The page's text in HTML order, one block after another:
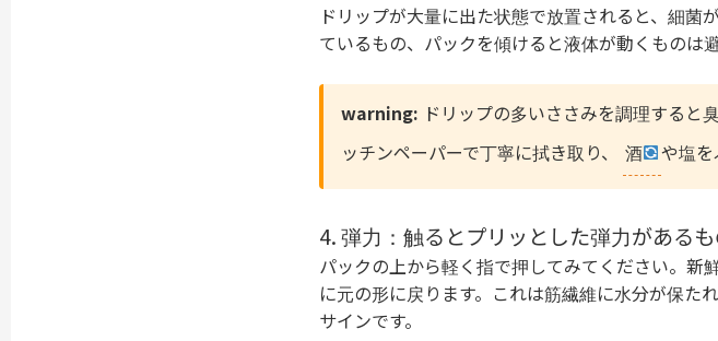
ドリップが大量に出た状態で放置されると、細菌
ているもの、パックを傾けると液体が動くものは
warning: ドリップの多いささみを調理すると
ッチンペーパーで丁寧に拭き取り、
酒 や塩を
4. 弾力：触るとプリッとした弾力がある
パックの上から軽く指で押してみてください。新
に元の形に戻ります。これは筋繊維に水分が保た
サインです。